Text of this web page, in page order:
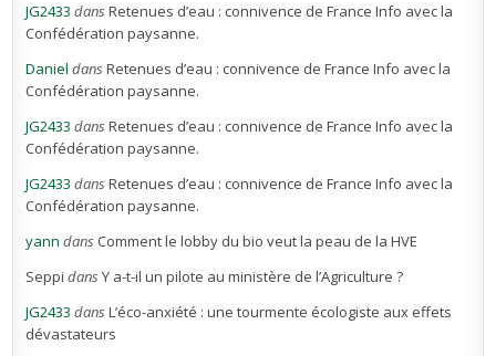
JG2433 dansRetenues d’eau : connivence de France Info avec la
Confédération paysanne.
Daniel dansRetenues d’eau : connivence de France Info avec la
Confédération paysanne.
JG2433 dansRetenues d’eau : connivence de France Info avec la
Confédération paysanne.
JG2433 dansRetenues d’eau : connivence de France Info avec la
Confédération paysanne.
yann dans Comment le lobby du bio veut la peau de la HVE
Seppi dansY a-t-il un pilote au ministère de l’Agriculture ?
JG2433 dansL’éco-anxiété : une tourmente écologiste aux effets
dévastateurs